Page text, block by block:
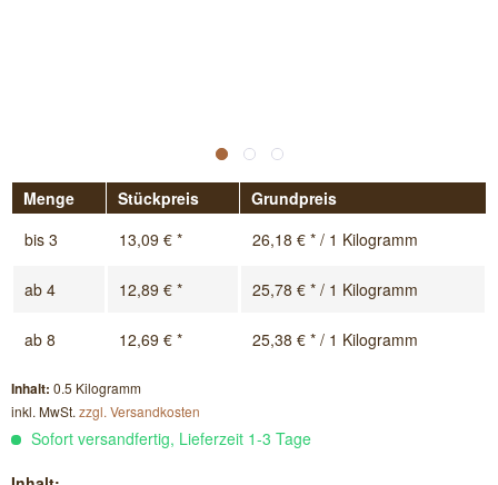
Menge Stückpreis
Grundpreis
bis 3 13,09 € * 26,18 € * / 1 Kilogramm
ab 4 12,89 € * 25,78 € * / 1 Kilogramm
ab 8 12,69 € * 25,38 € * / 1 Kilogramm
Inhalt: 0.5 Kilogramm
inkl. MwSt. zzgl. Versandkosten
Sofort versandfertig, Lieferzeit 1-3 Tage